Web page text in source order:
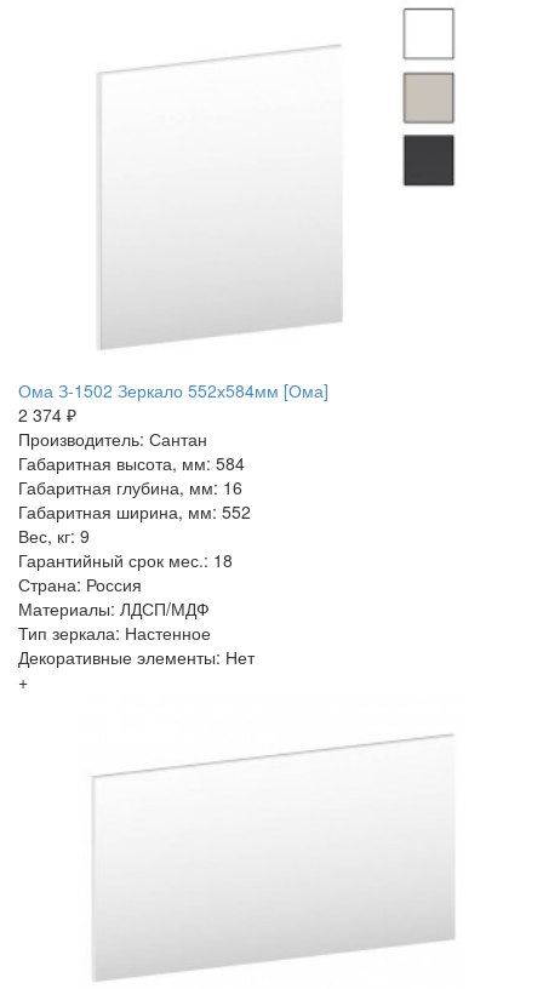
Ома З-1502 Зеркало 552х584мм [Ома]
2 374 ₽
Производитель: Сантан
Габаритная высота, мм: 584
Габаритная глубина, мм: 16
Габаритная ширина, мм: 552
Вес, кг: 9
Гарантийный срок мес.: 18
Страна: Россия
Материалы: ЛДСП/МДФ
Тип зеркала: Настенное
Декоративные элементы: Нет
+